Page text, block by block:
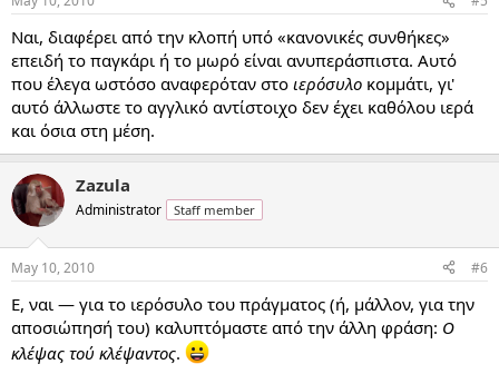
Ναι, διαφέρει από την κλοπή υπό «κανονικές συνθήκες»
επειδή το παγκάρι ή το μωρό είναι ανυπεράσπιστα. Αυτό
που έλεγα ωστόσο αναφερόταν στο ιερόσυλο κομμάτι, γι'
αυτό άλλωστε το αγγλικό αντίστοιχο δεν έχει καθόλου ιερά
και όσια στη μέση.
Zazula
Administrator Staff member
May 10, 2010 #6
Ε, ναι — για το ιερόσυλο του πράγματος (ή, μάλλον, για την
αποσιώπησή του) καλυπτόμαστε από την άλλη φράση: Ο
κλέψας τού κλέψαντος.